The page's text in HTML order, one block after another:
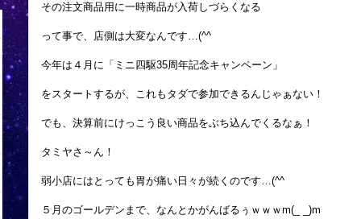
その注文商品用に一時商品が入荷しづらくなる
って事で、店側は大変なんです…(^^ゞ
今年は４月に「ミニ四駆35周年記念キャンペーン」
をスタートするが、これもタダで参加できるんじゃぁない！
でも、決算前にけっこう良い商品をぶち込んでくるなぁ！
タミヤさ～ん！
弱小店にはとっても胃が痛い日々が続くのです…(^^ゞ
５月のゴールデンまで、なんとかがんばるぅｗｗｗm(_ _)m